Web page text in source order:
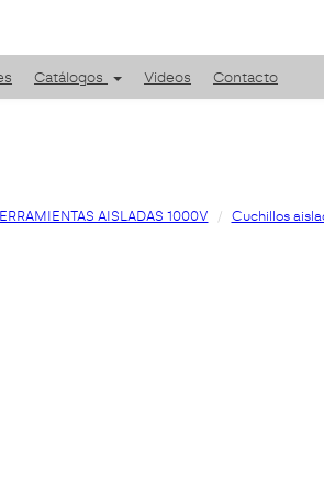
Catálogos Videos Contacto
AISLADAS 1000V Cuchillos